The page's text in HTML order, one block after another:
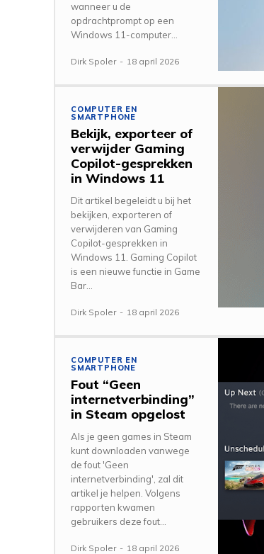
wanneer u de
opdrachtprompt op een
Windows 11-computer...
Dirk Spoler - 18 april 2026
COMPUTER EN
SMARTPHONE
Bekijk, exporteer of
verwijder Gaming
Copilot-gesprekken
in Windows 11
Dit artikel begeleidt u bij het
bekijken, exporteren of
verwijderen van Gaming
Copilot-gesprekken in
Windows 11. Gaming Copilot
is een nieuwe functie in Game
Bar...
Dirk Spoler - 18 april 2026
COMPUTER EN
SMARTPHONE
Fout “Geen
internetverbinding”
in Steam opgelost
Als je geen games in Steam
kunt downloaden vanwege
de fout 'Geen
internetverbinding', zal dit
artikel je helpen. Volgens
rapporten kwamen
gebruikers deze fout...
Dirk Spoler - 18 april 2026